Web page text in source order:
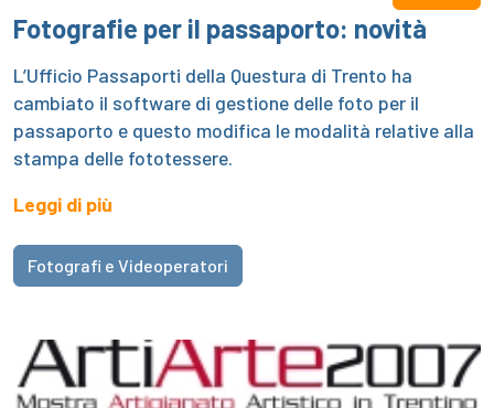
Fotografie per il passaporto: novità
L’Ufficio Passaporti della Questura di Trento ha
cambiato il software di gestione delle foto per il
passaporto e questo modifica le modalità relative alla
stampa delle fototessere.
Leggi di più
Fotografi e Videoperatori